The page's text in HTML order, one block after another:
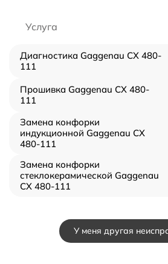
Услуга
Диагностика Gaggenau CX 480-
111
Прошивка Gaggenau CX 480-
111
Замена конфорки
индукционной Gaggenau CX
480-111
Замена конфорки
стеклокерамической Gaggenau
CX 480-111
У меня другая